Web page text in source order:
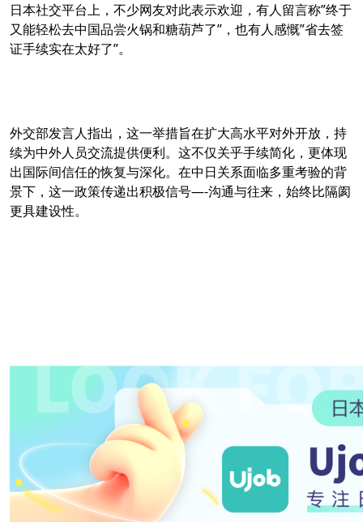
日本社交平台上，不少网友对此表示欢迎，有人留言称”终于
又能轻松去中国品尝火锅和糖葫芦了”，也有人感慨”省去签
证手续实在太好了”。
外交部发言人指出，这一举措旨在扩大高水平对外开放，持
续为中外人员交流提供便利。这不仅关乎手续简化，更体现
出国际间信任的恢复与深化。在中日关系面临多重考验的背
景下，这一政策传递出积极信号—-沟通与往来，始终比隔阂
更具建设性。